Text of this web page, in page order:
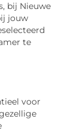
bij Nieuwe
jouw
te
voor